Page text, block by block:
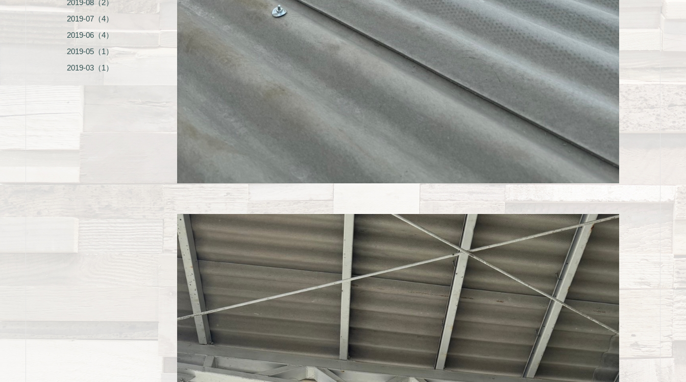
2019-08（2）
2019-07（4）
2019-06（4）
2019-05（1）
2019-03（1）